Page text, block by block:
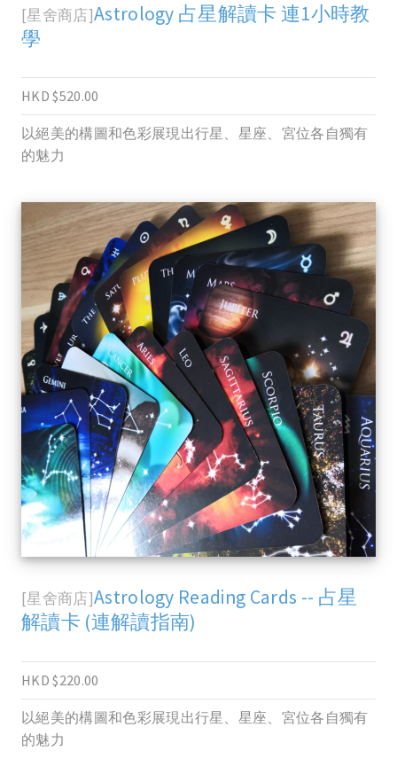
[星舍商店]Astrology 占星解讀卡 連1小時教
學
HKD $520.00
以絕美的構圖和色彩展現出行星、星座、宮位各自獨有
的魅力
[星舍商店]Astrology Reading Cards -- 占星
解讀卡 (連解讀指南)
HKD $220.00
以絕美的構圖和色彩展現出行星、星座、宮位各自獨有
的魅力